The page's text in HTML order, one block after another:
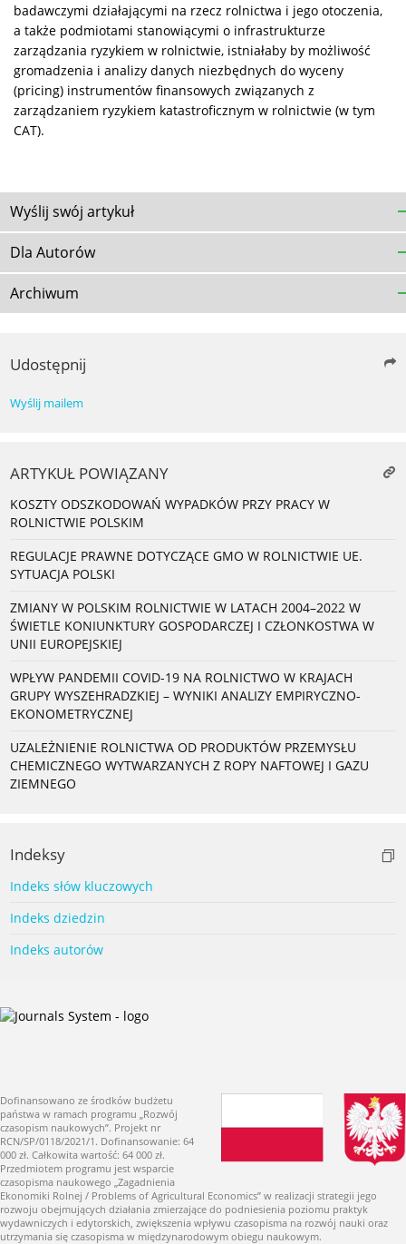
badawczymi działającymi na rzecz rolnictwa i jego otoczenia,
a także podmiotami stanowiącymi o infrastrukturze
zarządzania ryzykiem w rolnictwie, istniałaby by możliwość
gromadzenia i analizy danych niezbędnych do wyceny
(pricing) instrumentów finansowych związanych z
zarządzaniem ryzykiem katastroficznym w rolnictwie (w tym
CAT).
Wyślij swój artykuł
Dla Autorów
Archiwum
Udostępnij
Wyślij mailem
ARTYKUŁ POWIĄZANY
KOSZTY ODSZKODOWAŃ WYPADKÓW PRZY PRACY W
ROLNICTWIE POLSKIM
REGULACJE PRAWNE DOTYCZĄCE GMO W ROLNICTWIE UE.
SYTUACJA POLSKI
ZMIANY W POLSKIM ROLNICTWIE W LATACH 2004–2022 W
ŚWIETLE KONIUNKTURY GOSPODARCZEJ I CZŁONKOSTWA W
UNII EUROPEJSKIEJ
WPŁYW PANDEMII COVID-19 NA ROLNICTWO W KRAJACH
GRUPY WYSZEHRADZKIEJ – WYNIKI ANALIZY EMPIRYCZNO-
EKONOMETRYCZNEJ
UZALEŻNIENIE ROLNICTWA OD PRODUKTÓW PRZEMYSŁU
CHEMICZNEGO WYTWARZANYCH Z ROPY NAFTOWEJ I GAZU
ZIEMNEGO
Indeksy
Indeks słów kluczowych
Indeks dziedzin
Indeks autorów
Dofinansowano ze środków budżetu
państwa w ramach programu „Rozwój
czasopism naukowych”. Projekt nr
RCN/SP/0118/2021/1. Dofinansowanie: 64
000 zł. Całkowita wartość: 64 000 zł.
Przedmiotem programu jest wsparcie
czasopisma naukowego „Zagadnienia
Ekonomiki Rolnej / Problems of Agricultural Economics” w realizacji strategii jego
rozwoju obejmujących działania zmierzające do podniesienia poziomu praktyk
wydawniczych i edytorskich, zwiększenia wpływu czasopisma na rozwój nauki oraz
utrzymania się czasopisma w międzynarodowym obiegu naukowym.